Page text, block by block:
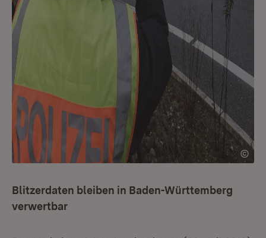
Blitzerdaten bleiben in Baden-Württemberg
verwertbar